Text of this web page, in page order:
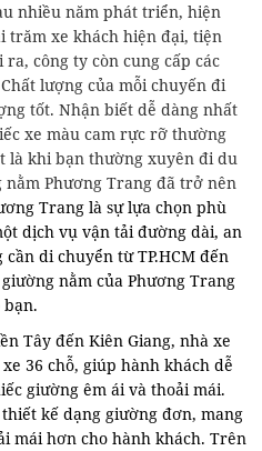
nhiều năm phát triển, hiện
trăm xe khách hiện đại, tiện
công ty còn cung cấp các
lượng của mỗi chuyến đi
tốt. Nhận biết dễ dàng nhất
xe màu cam rực rỡ thường
là khi bạn thường xuyên đi du
Phương Trang đã trở nên
Trang là sự lựa chọn phù
dịch vụ vận tải đường dài, an
di chuyển từ TP.HCM đến
nằm của Phương Trang
Tây đến Kiên Giang, nhà xe
36 chỗ, giúp hành khách dễ
giường êm ái và thoải mái.
kế dạng giường đơn, mang
mái hơn cho hành khách. Trên